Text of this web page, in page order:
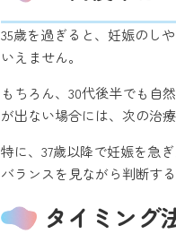
35歳を過ぎると、妊娠のし
いえません。
もちろん、30代後半でも自
が出ない場合には、次の治
特に、37歳以降で妊娠を急
バランスを見ながら判断す
タイミング